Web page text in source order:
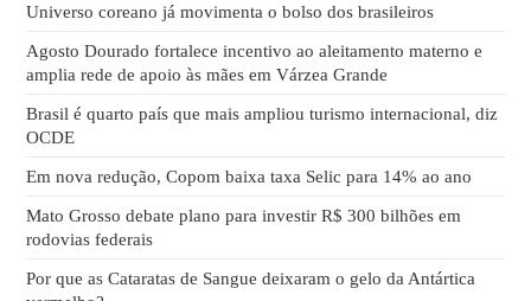
Universo coreano já movimenta o bolso dos brasileiros
Agosto Dourado fortalece incentivo ao aleitamento materno e
amplia rede de apoio às mães em Várzea Grande
Brasil é quarto país que mais ampliou turismo internacional, diz
OCDE
Em nova redução, Copom baixa taxa Selic para 14% ao ano
Mato Grosso debate plano para investir R$ 300 bilhões em
rodovias federais
Por que as Cataratas de Sangue deixaram o gelo da Antártica